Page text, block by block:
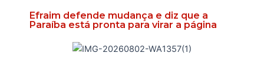
Efraim defende mudança e diz que a
Paraíba está pronta para virar a página